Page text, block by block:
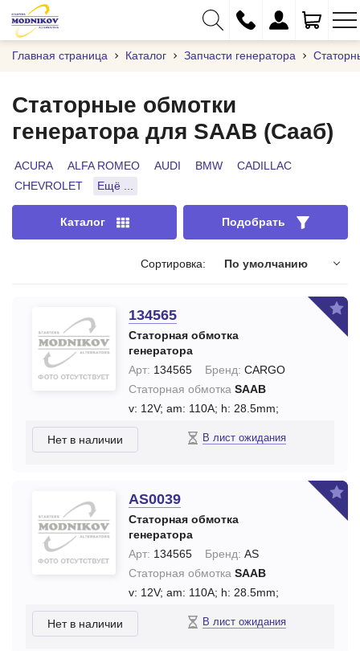
+375 (29) 333-01-01
+375 (17) 373-97-09
info@modnikov.com
Главная страница Каталог Запчасти генератора
Статорные обмотки
генератора для SAAB (Сааб)
ACURA ALFA ROMEO AUDI BMW
CADILLAC
CHEVROLET
Ещё ...
Каталог Подобрать
Сортировка: По умолчанию
134565
Статорная обмотка
генератора
Арт: 134565 Бренд: CARGO
Статорная обмотка SAAB
v: 12V; am: 110A; h: 28.5mm;
Нет в наличии В лист ожидания
AS0039
Статорная обмотка
генератора
Арт: 134565 Бренд: AS
Статорная обмотка SAAB
v: 12V; am: 110A; h: 28.5mm;
Нет в наличии В лист ожидания